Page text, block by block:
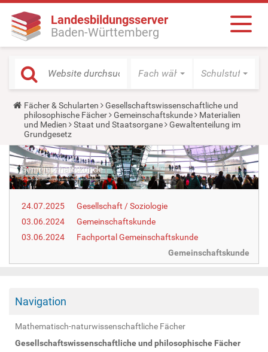
Landesbildungsserver
Baden-Württemberg
Fach wählen Schulstufe
Y
o
u
a
r
e
h
e
r
e
Fächer & Schularten
Gesellschaftswissenschaftliche und
philosophische Fächer
Gemeinschaftskunde
Materialien
und Medien
Staat und Staatsorgane
Gewaltenteilung im
Grundgesetz
24.07.2025
Gesellschaft / Soziologie
03.06.2024
Gemeinschaftskunde
03.06.2024
Fachportal Gemeinschaftskunde
Gemeinschaftskunde
Navigation
Mathematisch-naturwissenschaftliche Fächer
Gesellschaftswissenschaftliche und philosophische Fächer